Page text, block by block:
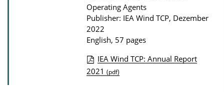
Operating Agents
Publisher: IEA Wind TCP, Dezember
2022
English, 57 pages
P
IEA Wind TCP: Annual Report
2021 (pdf)